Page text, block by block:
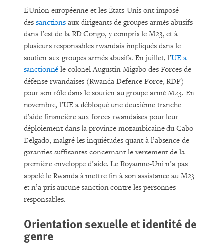
L’Union européenne et les États-Unis ont imposé
des sanctions aux dirigeants de groupes armés abusifs
dans l’est de la RD Congo, y compris le M23, et à
plusieurs responsables rwandais impliqués dans le
soutien aux groupes armés abusifs. En juillet, l’UE a
sanctionné le colonel Augustin Migabo des Forces de
défense rwandaises (Rwanda Defence Force, RDF)
pour son rôle dans le soutien au groupe armé M23. En
novembre, l’UE a débloqué une deuxième tranche
d’aide financière aux forces rwandaises pour leur
déploiement dans la province mozambicaine du Cabo
Delgado, malgré les inquiétudes quant à l’absence de
garanties suffisantes concernant le versement de la
première enveloppe d’aide. Le Royaume-Uni n’a pas
appelé le Rwanda à mettre fin à son assistance au M23
et n’a pris aucune sanction contre les personnes
responsables.
Orientation sexuelle et identité de
genre